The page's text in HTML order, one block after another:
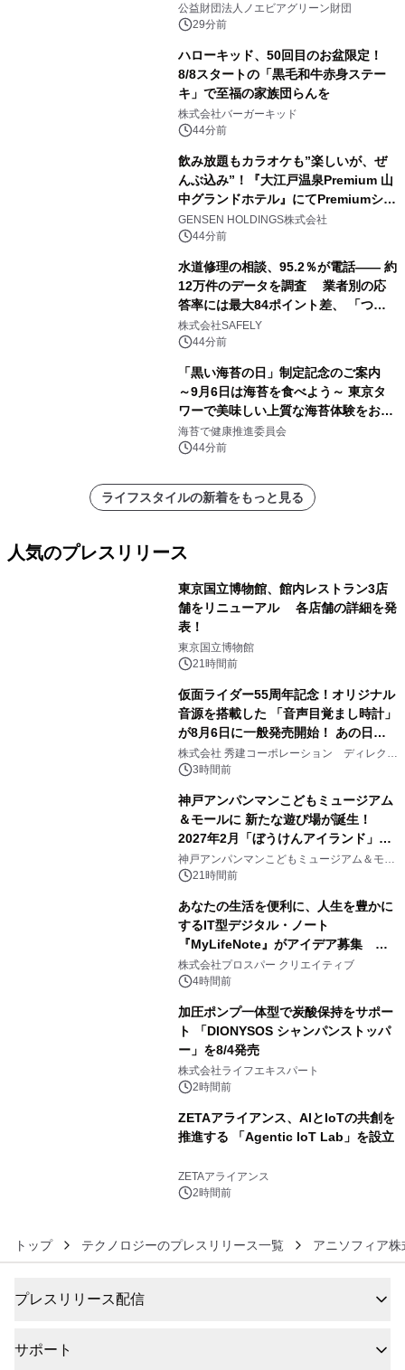
公益財団法人ノエビアグリーン財団
29分前
ハローキッド、50回目のお盆限定！
8/8スタートの「黒毛和牛赤身ステー
キ」で至福の家族団らんを
株式会社バーガーキッド
44分前
飲み放題もカラオケも”楽しいが、ぜ
んぶ込み”！『大江戸温泉Premium 山
中グランドホテル』にてPremiumシリ
ーズ初のオールインクルーシブ導入
GENSEN HOLDINGS株式会社
44分前
水道修理の相談、95.2％が電話―― 約
12万件のデータを調査 業者別の応
答率には最大84ポイント差、 「つな
がりやすさ」も選定基準に
株式会社SAFELY
44分前
「黒い海苔の日」制定記念のご案内
～9月6日は海苔を食べよう～ 東京タ
ワーで美味しい上質な海苔体験をお届
けします！
海苔で健康推進委員会
44分前
ライフスタイルの新着をもっと見る
人気のプレスリリース
東京国立博物館、館内レストラン3店
舗をリニューアル 各店舗の詳細を発
表！
東京国立博物館
21時間前
仮面ライダー55周年記念！オリジナル
音源を搭載した 「音声目覚まし時計」
が8月6日に一般発売開始！ あの日の
大興奮が今甦る
株式会社 秀建コーポレーション ディレクト
アートギャラリー
3時間前
神戸アンパンマンこどもミュージアム
＆モールに 新たな遊び場が誕生！
2027年2月「ぼうけんアイランド」が
オープン
神戸アンパンマンこどもミュージアム＆モー
ル 21時間前
あなたの生活を便利に、人生を豊かに
するIT型デジタル・ノート
『MyLifeNote』がアイデア募集 優
秀賞100名に1年間無償試用
株式会社プロスパー クリエイティブ
4時間前
加圧ポンプ一体型で炭酸保持をサポー
ト 「DIONYSOS シャンパンストッパ
ー」を8/4発売
株式会社ライフエキスパート
2時間前
ZETAアライアンス、AIとIoTの共創を
推進する 「Agentic IoT Lab」を設立
ZETAアライアンス
2時間前
トップ テクノロジーのプレスリリース一覧 アニソフィア株
プレスリリース配信
サポート